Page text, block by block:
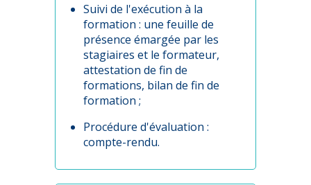
Suivi de l'exécution à la
formation : une feuille de
présence émargée par les
stagiaires et le formateur,
attestation de fin de
formations, bilan de fin de
formation ;
Procédure d'évaluation :
compte-rendu.